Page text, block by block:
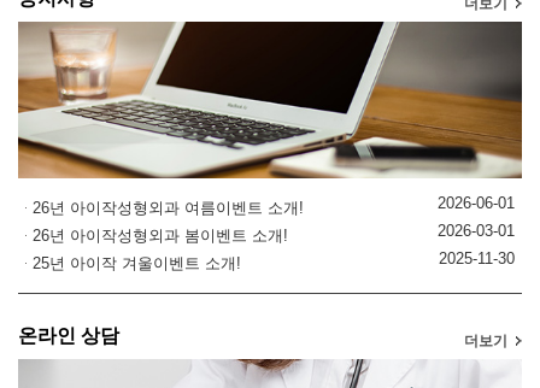
더보기
26년 아이작성형외과 여름이벤트 소개!
2026-06-01
26년 아이작성형외과 봄이벤트 소개!
2026-03-01
25년 아이작 겨울이벤트 소개!
2025-11-30
온라인 상담 더보기